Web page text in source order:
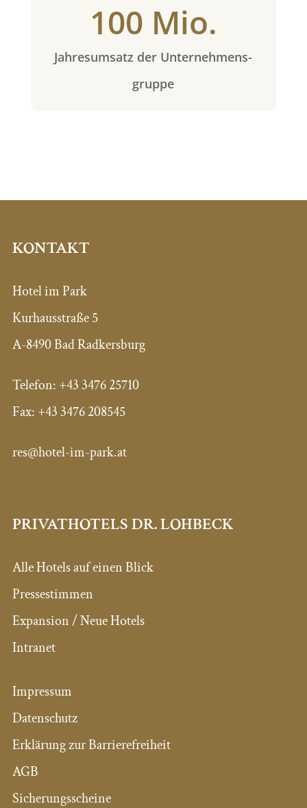
100 Mio.
Jahresumsatz der Unternehmens-
gruppe
KONTAKT
Hotel im Park
Kurhausstraße 5
A-8490 Bad Radkersburg
Telefon: +43 3476 25710
Fax: +43 3476 208545
res@hotel-im-park.at
PRIVATHOTELS DR. LOHBECK
Alle Hotels auf einen Blick
Pressestimmen
Expansion / Neue Hotels
Intranet
Impressum
Datenschutz
Erklärung zur Barrierefreiheit
AGB
Sicherungsscheine